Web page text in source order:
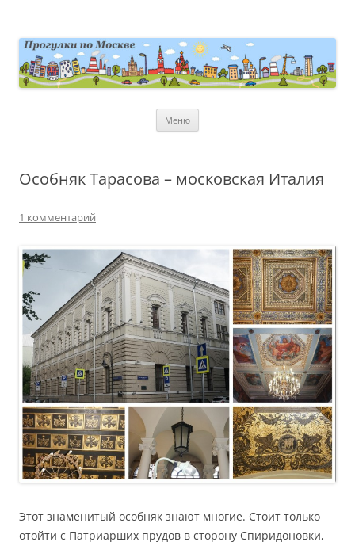
Меню
Особняк Тарасова – московская Италия
1 комментарий
Этот знаменитый особняк знают многие. Стоит только
отойти с Патриарших прудов в сторону Спиридоновки,